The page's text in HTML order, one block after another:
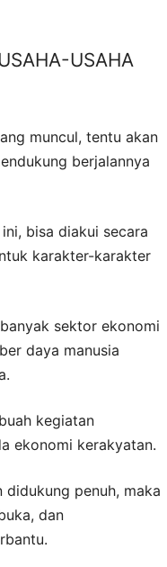
USAHA
muncul, tentu akan
berjalannya
bisa diakui secara
karakter-karakter
sektor ekonomi
daya manusia
kegiatan
ekonomi kerakyatan.
penuh, maka
dan